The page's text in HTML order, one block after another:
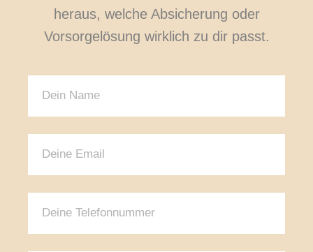
heraus, welche Absicherung oder
Vorsorgelösung wirklich zu dir passt.